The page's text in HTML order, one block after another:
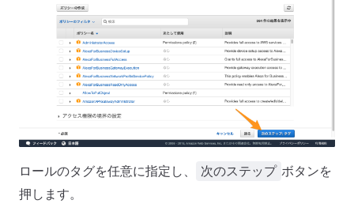
ロールのタグを任意に指定し、 次のステップ ボタンを
押します。